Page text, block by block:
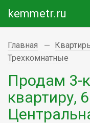
kemmetr.ru
Главная
Трехкомнатные
Продам 3-
квартиру,